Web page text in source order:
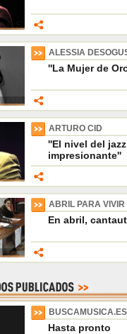
ALESSIA
''La Mujer de
ARTURO CID
''El nivel del
impresionante''
ABRIL PARA VIVIR
En abril,
BUSCAMUSICA.ES
Hasta pronto